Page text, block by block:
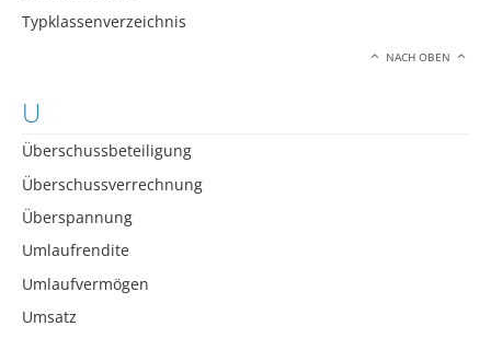
Typklassenverzeichnis
NACH OBEN
U
Überschussbeteiligung
Überschussverrechnung
Überspannung
Umlaufrendite
Umlaufvermögen
Umsatz